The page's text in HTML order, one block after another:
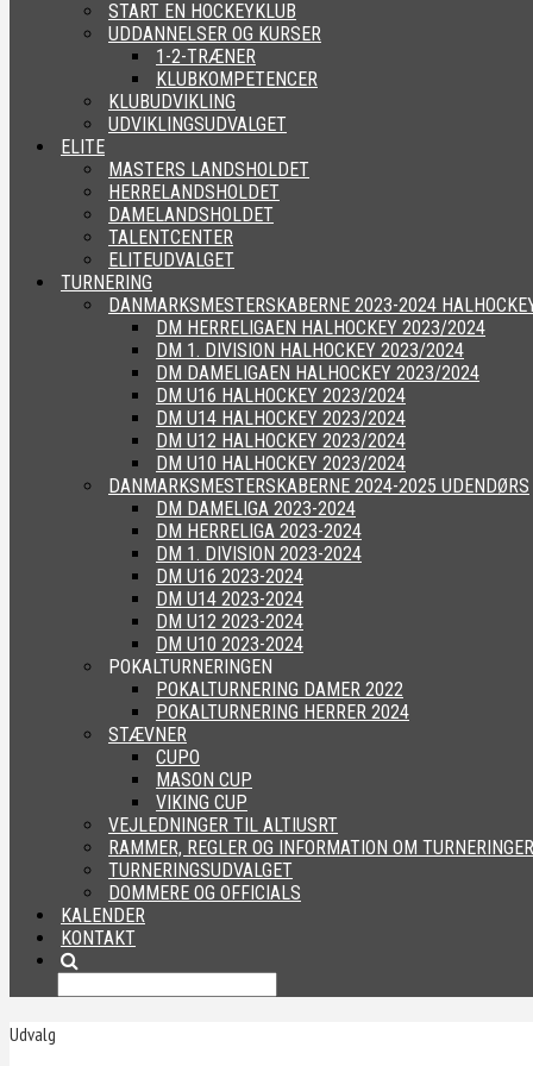
START EN HOCKEYKLUB
UDDANNELSER OG KURSER
1-2-TRÆNER
KLUBKOMPETENCER
KLUBUDVIKLING
UDVIKLINGSUDVALGET
ELITE
MASTERS LANDSHOLDET
HERRELANDSHOLDET
DAMELANDSHOLDET
TALENTCENTER
ELITEUDVALGET
TURNERING
DANMARKSMESTERSKABERNE 2023-2024
DM HERRELIGAEN HALHOCKEY 2023/2024
DM 1. DIVISION HALHOCKEY 2023/2024
DM DAMELIGAEN HALHOCKEY 2023/2024
DM U16 HALHOCKEY 2023/2024
DM U14 HALHOCKEY 2023/2024
DM U12 HALHOCKEY 2023/2024
DM U10 HALHOCKEY 2023/2024
DANMARKSMESTERSKABERNE 2024-2025 UDENDØRS
DM DAMELIGA 2023-2024
DM HERRELIGA 2023-2024
DM 1. DIVISION 2023-2024
DM U16 2023-2024
DM U14 2023-2024
DM U12 2023-2024
DM U10 2023-2024
POKALTURNERINGEN
POKALTURNERING DAMER 2022
POKALTURNERING HERRER 2024
STÆVNER
CUPO
MASON CUP
VIKING CUP
VEJLEDNINGER TIL ALTIUSRT
RAMMER, REGLER OG INFORMATION OM TURNERINGER
TURNERINGSUDVALGET
DOMMERE OG OFFICIALS
KALENDER
KONTAKT
Udvalg